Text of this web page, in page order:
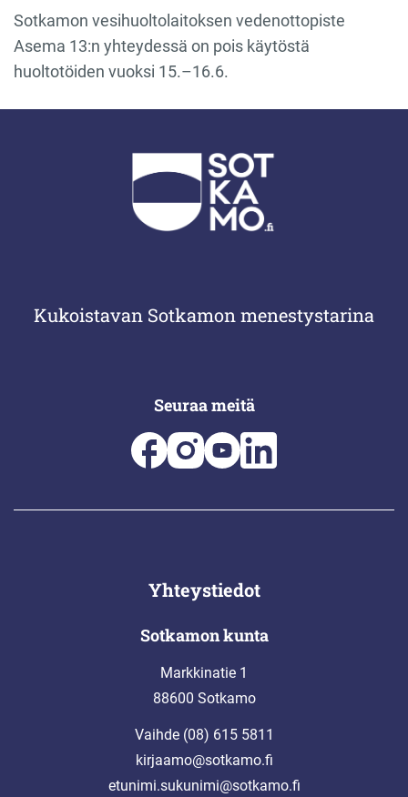
Sotkamon vesihuoltolaitoksen vedenottopiste
Asema 13:n yhteydessä on pois käytöstä
huoltotöiden vuoksi 15.–16.6.
Kukoistavan Sotkamon menestystarina
Seuraa meitä
Yhteystiedot
Sotkamon kunta
Markkinatie 1
88600 Sotkamo
Vaihde (08) 615 5811
kirjaamo@sotkamo.fi
etunimi.sukunimi@sotkamo.fi